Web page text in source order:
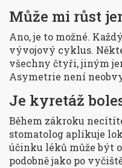
Může mi růst
Ano, je to možné.
vývojový cyklus.
všechny čtyři, jiným
Asymetrie není
Je kyretáž
Během zákroku
stomatolog aplikuje
účinku léků může být
podobně jako po